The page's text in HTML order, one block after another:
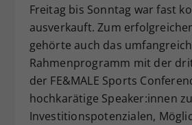
Freitag bis Sonntag war fast
ausverkauft. Zum
gehörte auch das
Rahmenprogramm mit der
der FE&MALE Sports
hochkarätige Speaker:innen
Investitionspotenzialen,